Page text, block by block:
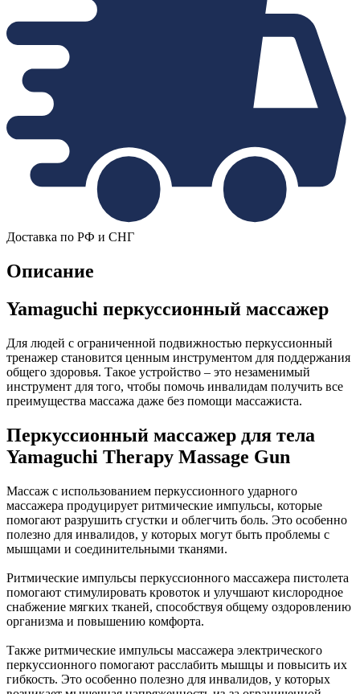
Доставка по РФ и СНГ
Описание
Yamaguchi перкуссионный массажер
Для людей с ограниченной подвижностью перкуссионный
тренажер становится ценным инструментом для поддержания
общего здоровья. Такое устройство – это незаменимый
инструмент для того, чтобы помочь инвалидам получить все
преимущества массажа даже без помощи массажиста.
Перкуссионный массажер для тела
Yamaguchi Therapy Massage Gun
Массаж с использованием перкуссионного ударного
массажера продуцирует ритмические импульсы, которые
помогают разрушить сгустки и облегчить боль. Это особенно
полезно для инвалидов, у которых могут быть проблемы с
мышцами и соединительными тканями.
Ритмические импульсы перкуссионного массажера пистолета
помогают стимулировать кровоток и улучшают кислородное
снабжение мягких тканей, способствуя общему оздоровлению
организма и повышению комфорта.
Также ритмические импульсы массажера электрического
перкуссионного помогают расслабить мышцы и повысить их
гибкость. Это особенно полезно для инвалидов, у которых